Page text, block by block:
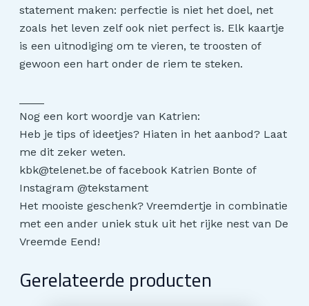
statement maken: perfectie is niet het doel, net
zoals het leven zelf ook niet perfect is. Elk kaartje
is een uitnodiging om te vieren, te troosten of
gewoon een hart onder de riem te steken.
Nog een kort woordje van Katrien:
Heb je tips of ideetjes? Hiaten in het aanbod? Laat
me dit zeker weten.
kbk@telenet.be of facebook Katrien Bonte of
Instagram @tekstament
Het mooiste geschenk? Vreemdertje in combinatie
met een ander uniek stuk uit het rijke nest van De
Vreemde Eend!
Gerelateerde producten